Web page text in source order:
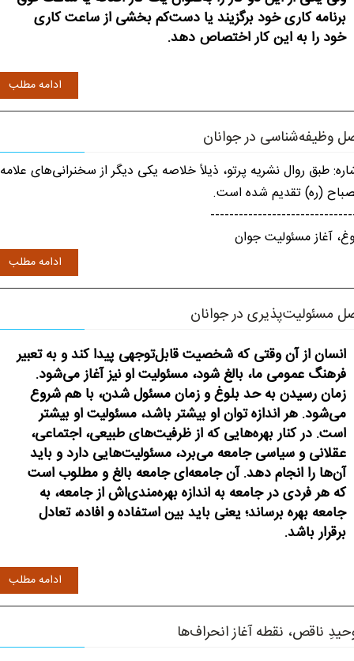
برنامه کاری خود برگزیند یا دست‌کم بخشی از ساعت کاری
خود را به این کار اختصاص دهد.
ادامه مطلب
وظیفه‌شناسی در جوانان
طبق روال نشریه پرتو، ذیلاً خلاصه یکی دیگر از سخنرانی‌های علامه
(ره) تقدیم شده است.
آغاز مسئولیت جوان
ادامه مطلب
مسئولیت‌پذیری در جوانان
انسان از آن وقتی که شخصیت قابل‌توجهی پیدا کند و به تعبیر
فرهنگ عمومی ما، بالغ شود، مسئولیت او نیز آغاز می‌شود.
زمان رسیدن به حد بلوغ و زمان مسئول شدن، با هم شروع
می‌شود. هر اندازه توان او بیشتر باشد، مسئولیت او بیشتر
است. در کنار بهره‌هایی که از ظرفیت‌های طبیعی، اجتماعی،
عقلانی و سیاسی جامعه می‌برد، مسئولیت‌هایی دارد و باید
آن‌ها را انجام دهد. آن جامعه‌ای جامعه بالغ و مطلوب است
که هر فردی در جامعه به اندازه بهره‌مندی‌اش از جامعه، به
جامعه بهره برساند؛ یعنی باید بین استفاده و افاده، تعادل
برقرار باشد.
ادامه مطلب
ناقص، نقطه آغاز انحراف‌ها